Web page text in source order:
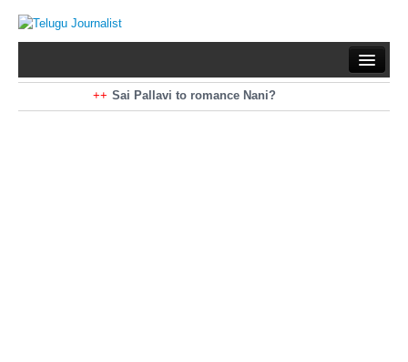
Sai Pallavi to romance Nani?
Kiara Advani to romance Pawan Kalyan